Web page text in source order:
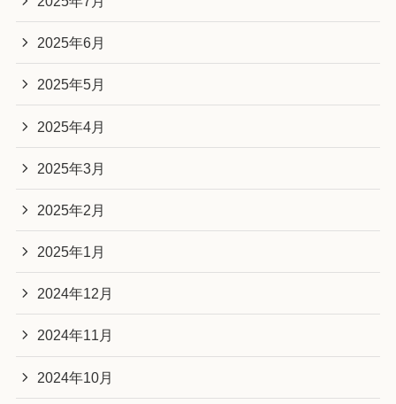
2025年6月
2025年5月
2025年4月
2025年3月
2025年2月
2025年1月
2024年12月
2024年11月
2024年10月